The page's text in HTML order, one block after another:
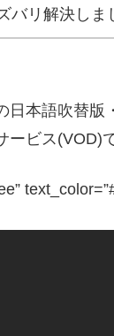
バリ解決しま
本語吹替版
ービス(VOD)